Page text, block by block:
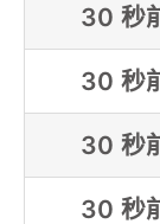
30 秒
30 秒
30 秒
30 秒